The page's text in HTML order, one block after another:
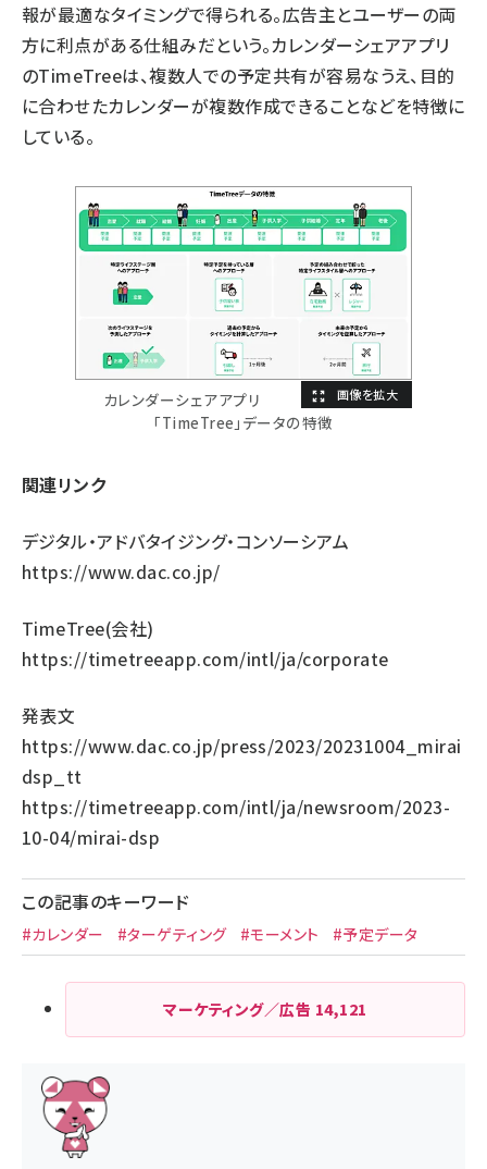
報が最適なタイミングで得られる。広告主とユーザーの両
方に利点がある仕組みだという。カレンダーシェアアプリ
のTimeTreeは、複数人での予定共有が容易なうえ、目的
に合わせたカレンダーが複数作成できることなどを特徴に
している。
カレンダーシェアアプリ
「TimeTree」データの特徴
関連リンク
デジタル・アドバタイジング・コンソーシアム
https://www.dac.co.jp/
TimeTree(会社)
https://timetreeapp.com/intl/ja/corporate
発表文
https://www.dac.co.jp/press/2023/20231004_mirai
dsp_tt
https://timetreeapp.com/intl/ja/newsroom/2023-
10-04/mirai-dsp
この記事のキーワード
#カレンダー #ターゲティング #モーメント #予定データ
マーケティング／広告 14,121